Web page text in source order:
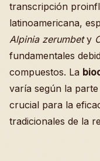
transcripción
latinoamericana,
Alpinia zerumbety
fundamentales
compuestos. La
varía según la
crucial para la
tradicionales de la